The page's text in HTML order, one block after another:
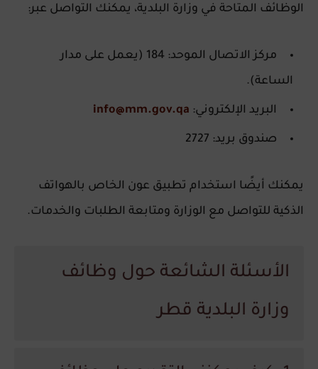
الوظائف المتاحة في وزارة البلدية، يمكنك التواصل عبر:
مركز الاتصال الموحد:
184 (يعمل على مدار
الساعة).
البريد الإلكتروني: info@mm.gov.qa
صندوق بريد:
يمكنك أيضًا استخدام تطبيق عون الخاص بالهواتف
الذكية للتواصل مع الوزارة ومتابعة الطلبات والخدمات.
الأسئلة الشائعة حول وظائف
وزارة البلدية قطر